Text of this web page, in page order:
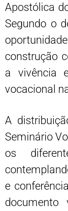
Apostólica
Segundo o
construção
a vivência
vocacional
A
Seminário
os
e